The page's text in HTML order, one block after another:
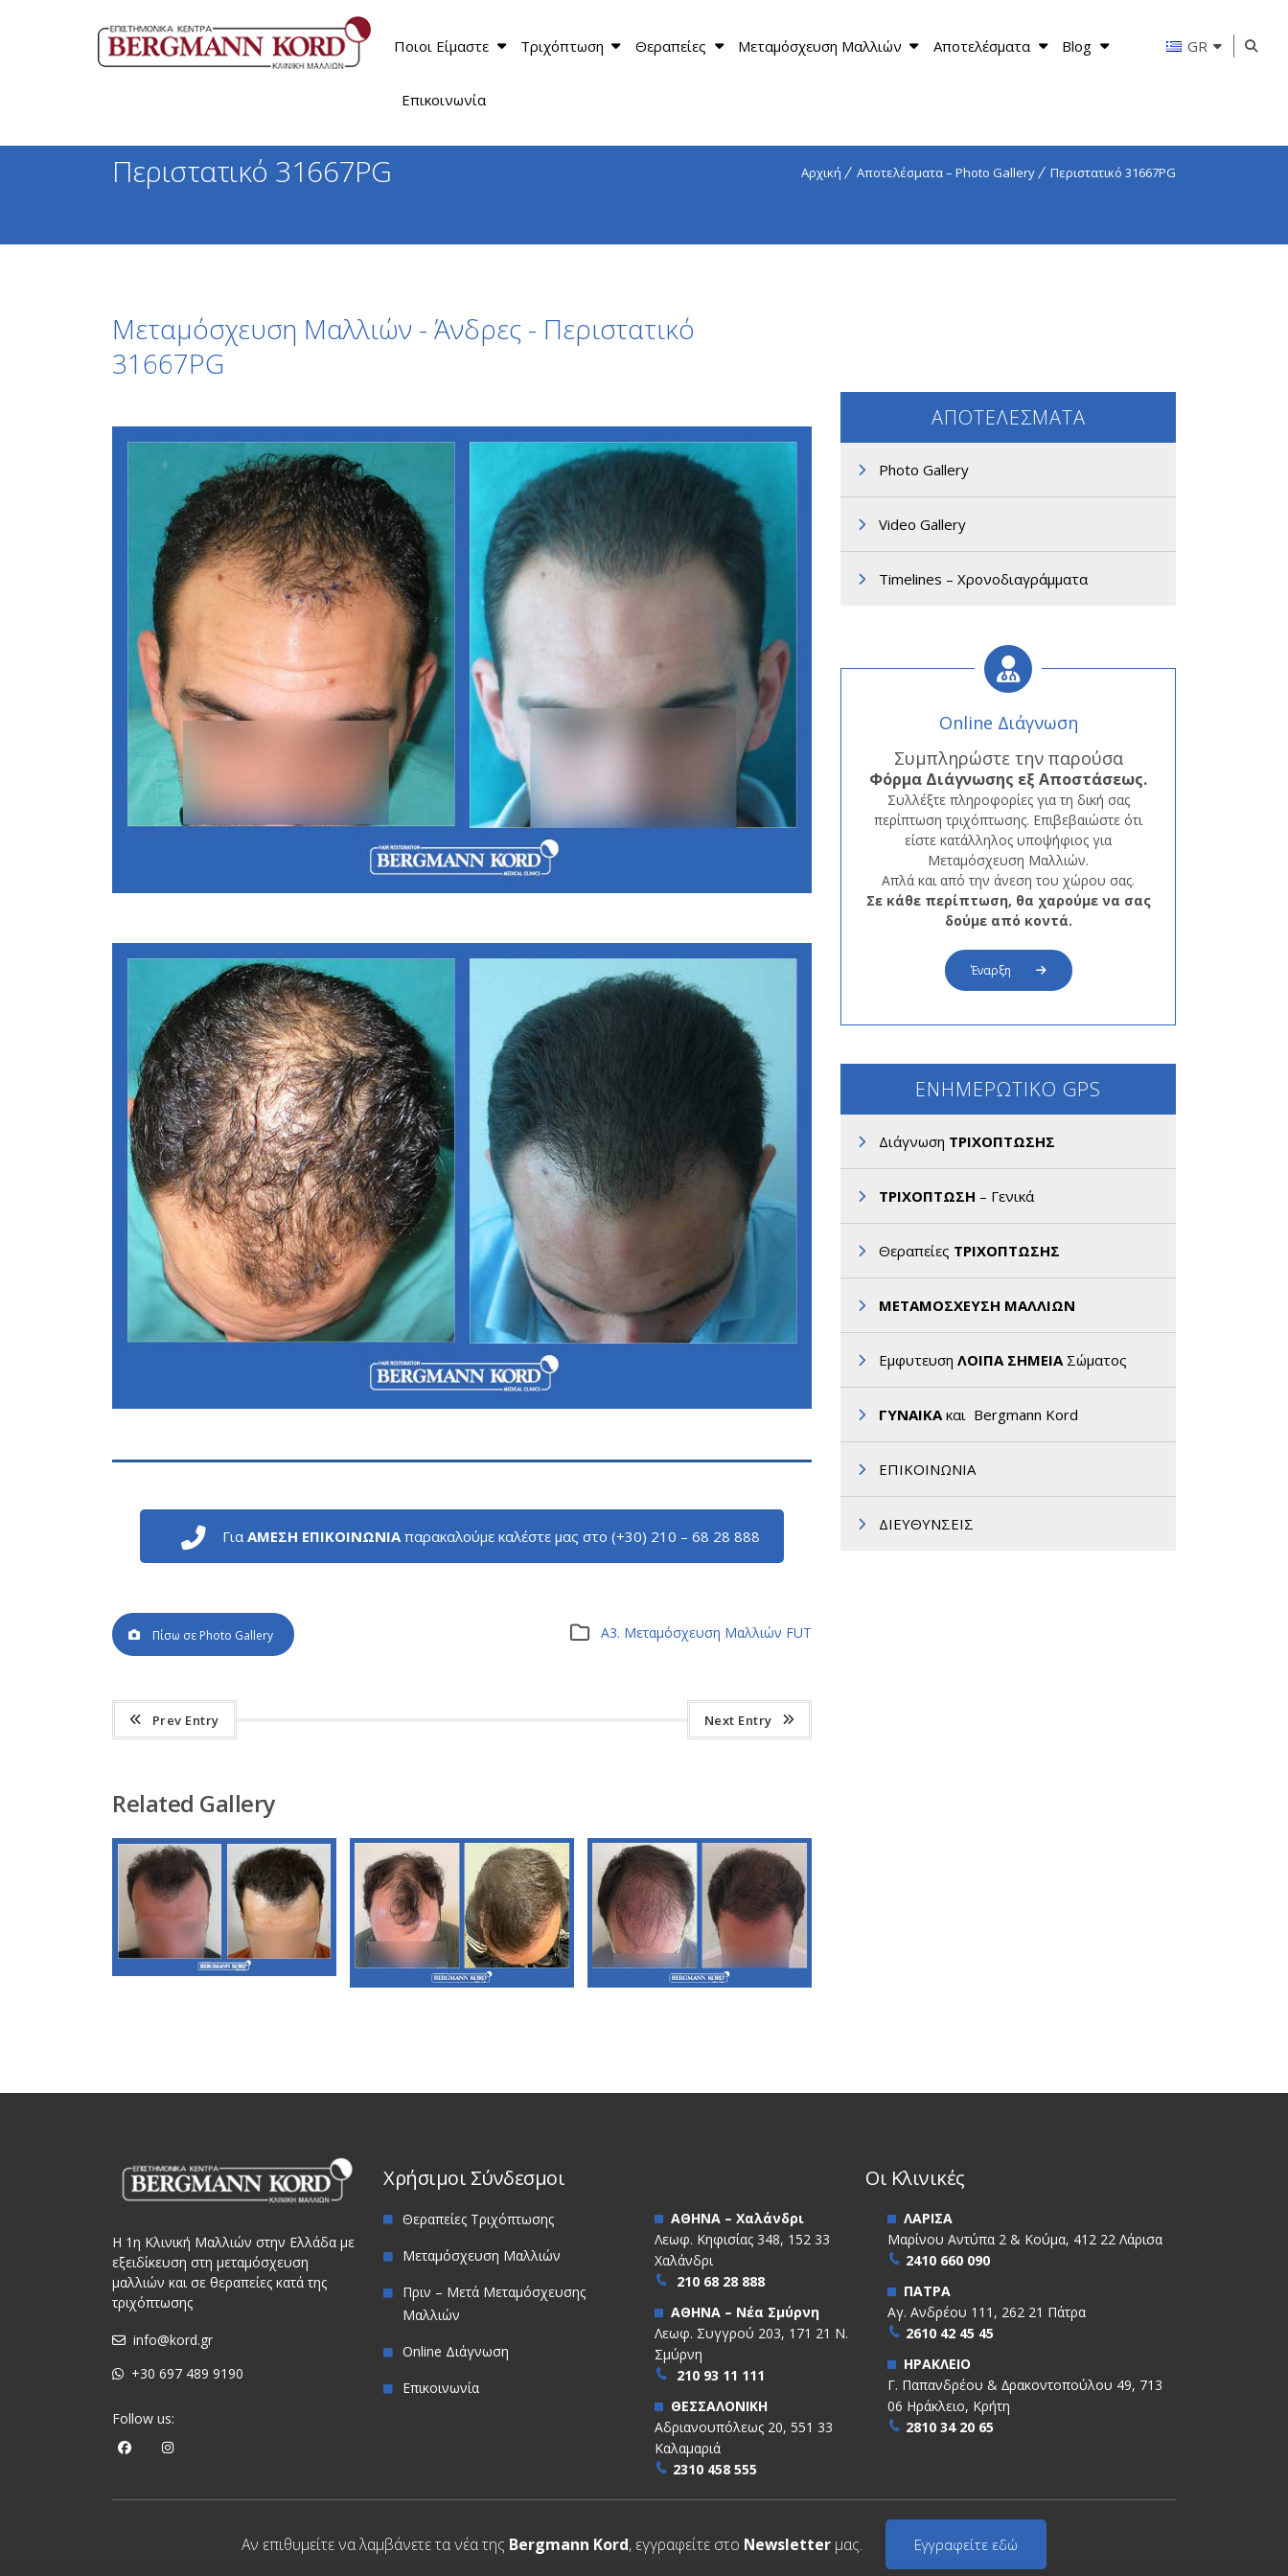
Ποιοι Είμαστε Τριχόπτωση Θεραπείες Μεταμόσχευση Μαλλιών Αποτελέσματα Blog
Επικοινωνία
GR
Αρχική Αποτελέσματα – Photo Gallery Περιστατικό 31667PG
Περιστατικό 31667PG
Μεταμόσχευση Μαλλιών - Άνδρες - Περιστατικό
31667PG
Για ΑΜΕΣΗ ΕΠΙΚΟΙΝΩΝΙΑπαρακαλούμε καλέστε μας στο (+30) 210 – 68 28 888
Α3. Μεταμόσχευση Μαλλιών FUT
Πίσω σε Photo Gallery
Prev Entry Next Entry
Related Gallery
ΑΠΟΤΕΛΕΣΜΑΤΑ
Photo Gallery
Video Gallery
Timelines – Χρονοδιαγράμματα
Online Διάγνωση
Συμπληρώστε την παρούσα
Φόρμα Διάγνωσης εξ Αποστάσεως.
Συλλέξτε πληροφορίες για τη δική σας
περίπτωση τριχόπτωσης. Επιβεβαιώστε ότι
είστε κατάλληλος υποψήφιος για
Μεταμόσχευση Μαλλιών.
Απλά και από την άνεση του χώρου σας.
Σε κάθε περίπτωση, θα χαρούμε να σας
δούμε από κοντά.
Έναρξη
ΕΝΗΜΕΡΩΤΙΚΟ GPS
Διάγνωση ΤΡΙΧΟΠΤΩΣΗΣ
ΤΡΙΧΟΠΤΩΣΗ – Γενικά
Θεραπείες ΤΡΙΧΟΠΤΩΣΗΣ
ΜΕΤΑΜΟΣΧΕΥΣΗ ΜΑΛΛΙΩΝ
Εμφυτευση ΛΟΙΠΑ ΣΗΜΕΙΑΣώματος
ΓΥΝΑΙΚΑκαι Bergmann Kord
ΕΠΙΚΟΙΝΩΝΙΑ
ΔΙΕΥΘΥΝΣΕΙΣ
Η 1η Κλινική Μαλλιών στην Ελλάδα με
εξειδίκευση στη μεταμόσχευση
μαλλιών και σε θεραπείες κατά της
τριχόπτωσης
info@kord.gr
+30 697 489 9190
Follow us:
Χρήσιμοι Σύνδεσμοι
Θεραπείες Τριχόπτωσης
Μεταμόσχευση Μαλλιών
Πριν – Μετά Μεταμόσχευσης
Μαλλιών
Online Διάγνωση
Επικοινωνία
Οι Κλινικές
ΑΘΗΝΑ – Χαλάνδρι
Λεωφ. Κηφισίας 348, 152 33
Χαλάνδρι
210 68 28 888
ΑΘΗΝΑ – Νέα Σμύρνη
Λεωφ. Συγγρού 203, 171 21 Ν.
Σμύρνη
210 93 11 111
ΘΕΣΣΑΛΟΝΙΚΗ
Αδριανουπόλεως 20, 551 33
Καλαμαριά
2310 458 555
ΛΑΡΙΣΑ
Μαρίνου Αντύπα 2 & Κούμα, 412 22 Λάρισα
2410 660 090
ΠΑΤΡΑ
Αγ. Ανδρέου 111, 262 21 Πάτρα
2610 42 45 45
ΗΡΑΚΛΕΙΟ
Γ. Παπανδρέου & ∆ρακοντοπούλου 49, 713
06 Ηράκλειο, Κρήτη
2810 34 20 65
Αν επιθυμείτε να λαμβάνετε τα νέα της Bergmann Kord, εγγραφείτε στο Newsletter μας. Εγγραφείτε εδώ